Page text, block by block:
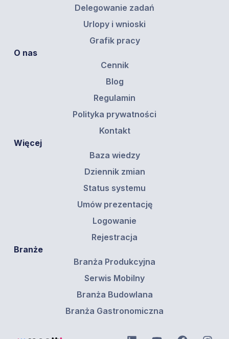
Delegowanie zadań
Urlopy i wnioski
Grafik pracy
O nas
Cennik
Blog
Regulamin
Polityka prywatności
Kontakt
Więcej
Baza wiedzy
Dziennik zmian
Status systemu
Umów prezentację
Logowanie
Rejestracja
Branże
Branża Produkcyjna
Serwis Mobilny
Branża Budowlana
Branża Gastronomiczna